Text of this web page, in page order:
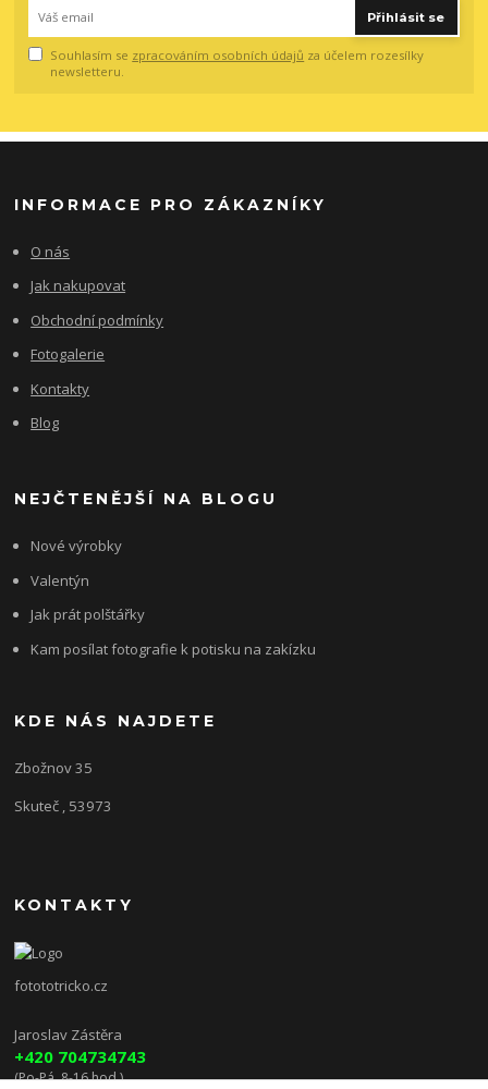
Přihlásit se
Souhlasím se zpracováním osobních údajů za účelem rozesílky
newsletteru.
INFORMACE PRO ZÁKAZNÍKY
O nás
Jak nakupovat
Obchodní podmínky
Fotogalerie
Kontakty
Blog
NEJČTENĚJŠÍ NA BLOGU
Nové výrobky
Valentýn
Jak prát polštářky
Kam posílat fotografie k potisku na zakízku
KDE NÁS NAJDETE
Zbožnov 35
Skuteč , 53973
KONTAKTY
fotototricko.cz
Jaroslav Zástěra
+420 704734743
(Po-Pá, 8-16 hod.)